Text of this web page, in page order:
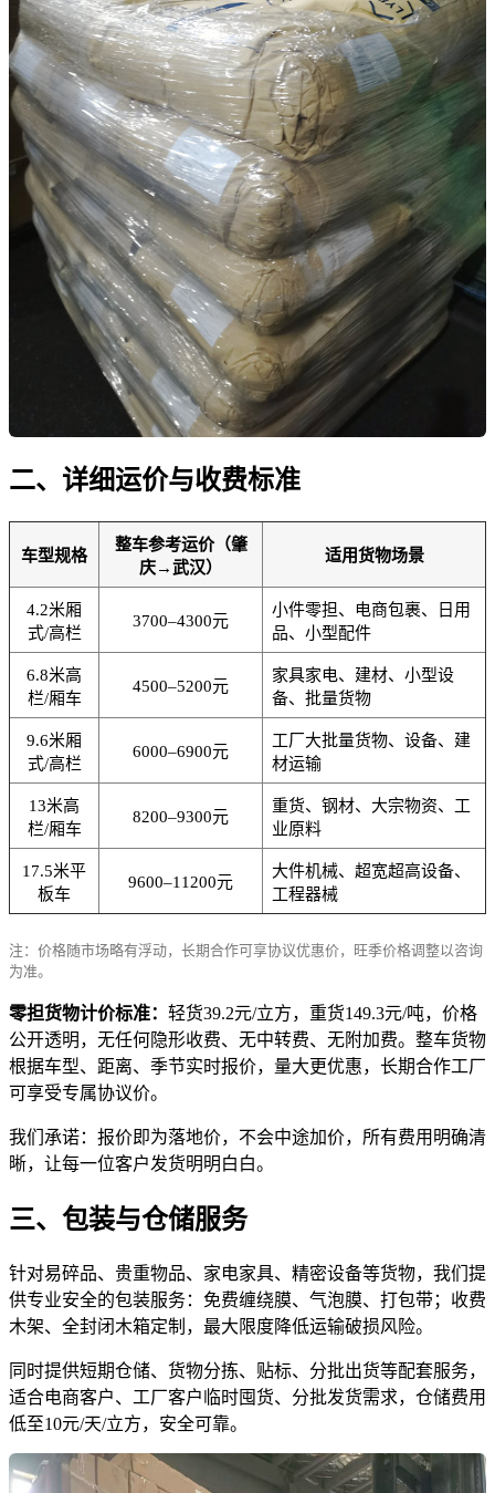
二、详细运价与收费标准
车型规格
整车参考运价（肇
庆→武汉）
适用货物场景
4.2米厢
式/高栏
3700–4300元
小件零担、电商包裹、日用
品、小型配件
6.8米高
栏/厢车
4500–5200元
家具家电、建材、小型设
备、批量货物
9.6米厢
式/高栏
6000–6900元
工厂大批量货物、设备、建
材运输
13米高
栏/厢车
8200–9300元
重货、钢材、大宗物资、工
业原料
17.5米平
板车
9600–11200元
大件机械、超宽超高设备、
工程器械
注：价格随市场略有浮动，长期合作可享协议优惠价，旺季价格调整以咨询
为准。
零担货物计价标准： 轻货39.2元/立方，重货149.3元/吨，价格
公开透明，无任何隐形收费、无中转费、无附加费。整车货物
根据车型、距离、季节实时报价，量大更优惠，长期合作工厂
可享受专属协议价。
我们承诺：报价即为落地价，不会中途加价，所有费用明确清
晰，让每一位客户发货明明白白。
三、包装与仓储服务
针对易碎品、贵重物品、家电家具、精密设备等货物，我们提
供专业安全的包装服务：免费缠绕膜、气泡膜、打包带；收费
木架、全封闭木箱定制，最大限度降低运输破损风险。
同时提供短期仓储、货物分拣、贴标、分批出货等配套服务，
适合电商客户、工厂客户临时囤货、分批发货需求，仓储费用
低至10元/天/立方，安全可靠。